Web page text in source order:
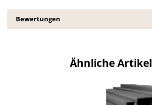
Bewertungen
Ähnliche Artikel